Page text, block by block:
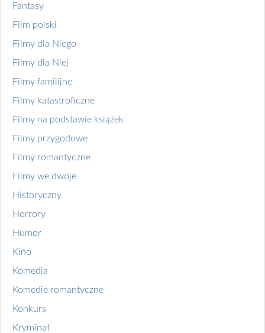
Fantasy
Film polski
Filmy dla Niego
Filmy dla Niej
Filmy familijne
Filmy katastroficzne
Filmy na podstawie książek
Filmy przygodowe
Filmy romantyczne
Filmy we dwoje
Historyczny
Horrory
Humor
Kino
Komedia
Komedie romantyczne
Konkurs
Kryminał